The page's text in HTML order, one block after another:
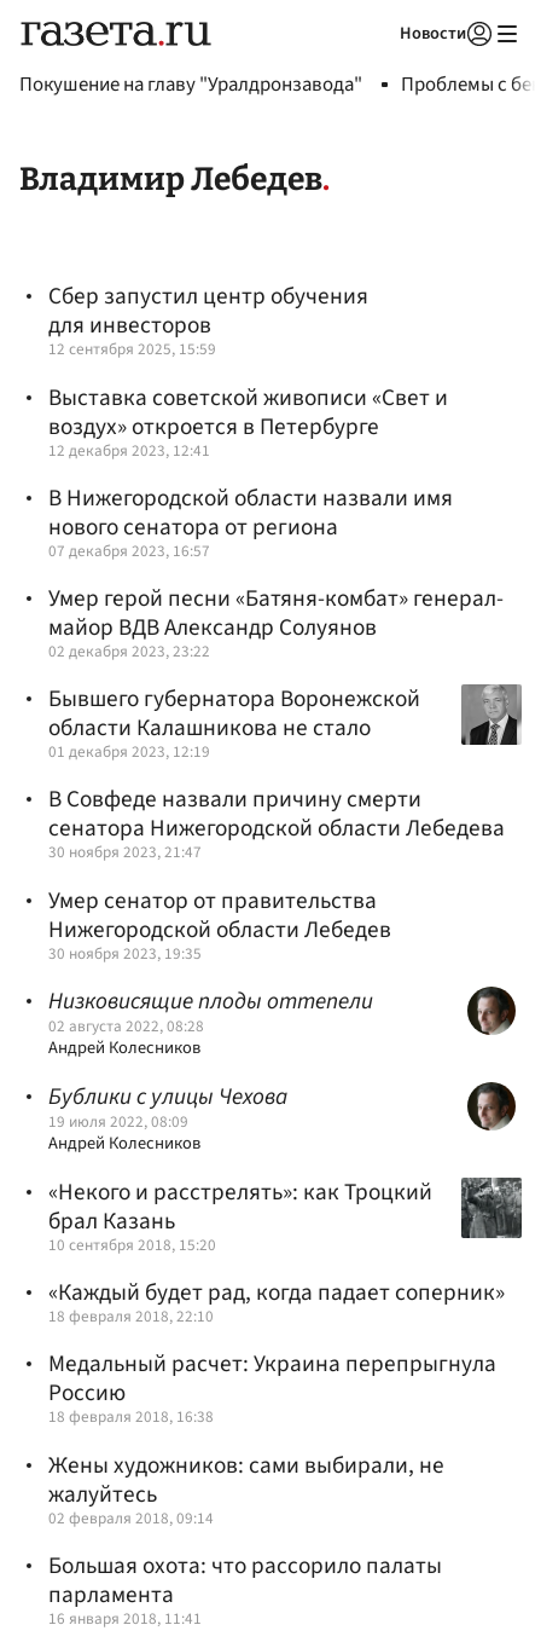
Новости
Покушение на главу "Уралдронзавода" Проблемы с
Владимир Лебедев
Сбер запустил центр обучения
для инвесторов
12 сентября 2025, 15:59
Выставка советской живописи «Свет и
воздух» откроется в Петербурге
12 декабря 2023, 12:41
В Нижегородской области назвали имя
нового сенатора от региона
07 декабря 2023, 16:57
Умер герой песни «Батяня-комбат» генерал-
майор ВДВ Александр Солуянов
02 декабря 2023, 23:22
Бывшего губернатора Воронежской
области Калашникова не стало
01 декабря 2023, 12:19
В Совфеде назвали причину смерти
сенатора Нижегородской области Лебедева
30 ноября 2023, 21:47
Умер сенатор от правительства
Нижегородской области Лебедев
30 ноября 2023, 19:35
Низковисящие плоды оттепели
02 августа 2022, 08:28
Андрей Колесников
Бублики с улицы Чехова
19 июля 2022, 08:09
Андрей Колесников
«Некого и расстрелять»: как Троцкий
брал Казань
10 сентября 2018, 15:20
«Каждый будет рад, когда падает соперник»
18 февраля 2018, 22:10
Медальный расчет: Украина перепрыгнула
Россию
18 февраля 2018, 16:38
Жены художников: сами выбирали, не
жалуйтесь
02 февраля 2018, 09:14
Большая охота: что рассорило палаты
парламента
16 января 2018, 11:41